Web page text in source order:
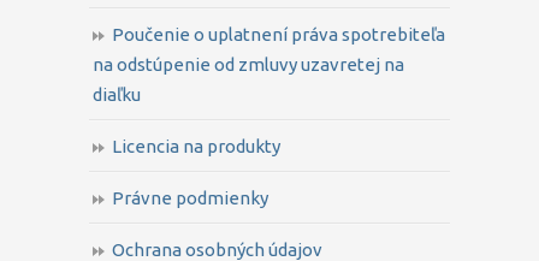
Poučenie o uplatnení práva spotrebiteľa
na odstúpenie od zmluvy uzavretej na
diaľku
Licencia na produkty
Právne podmienky
Ochrana osobných údajov